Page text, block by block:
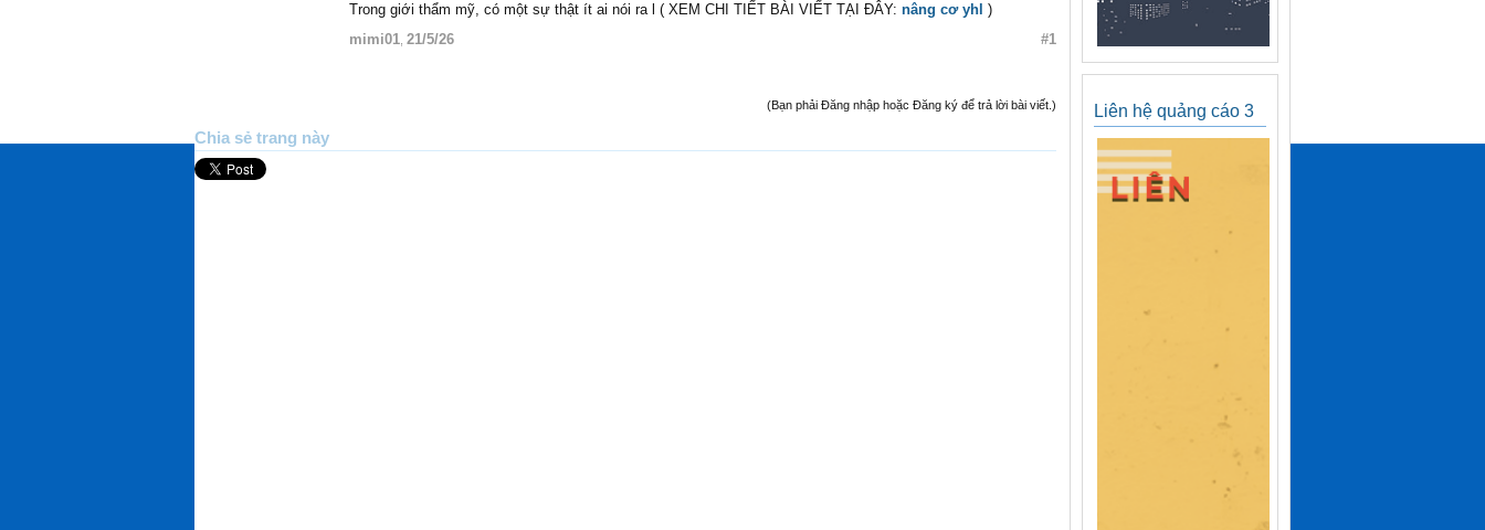
Trong giới thẩm mỹ, có một sự thật ít ai nói ra l ( XEM CHI TIẾT BÀI VIẾT TẠI ĐÂY: nâng cơ yhl )
mimi01 21/5/26 #1
(Bạn phải Đăng nhập hoặc Đăng ký để trả lời bài viết.)
Chia sẻ trang này
Liên hệ quảng cáo 3